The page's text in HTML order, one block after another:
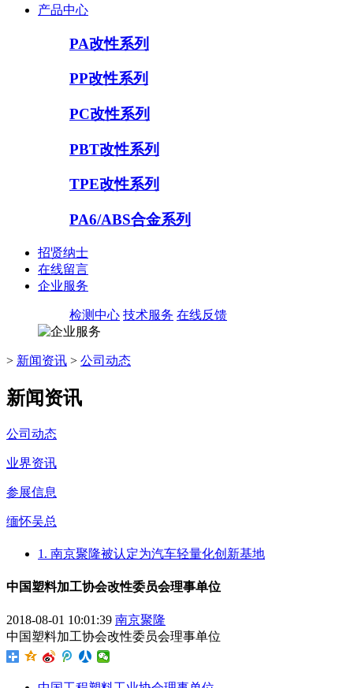
产品中心
PA改性系列
PP改性系列
PC改性系列
PBT改性系列
TPE改性系列
PA6/ABS合金系列
招贤纳士
在线留言
企业服务
检测中心 技术服务 在线反馈
> 新闻资讯 > 公司动态
新闻资讯
公司动态
业界资讯
参展信息
缅怀吴总
1. 南京聚隆被认定为汽车轻量化创新基地
中国塑料加工协会改性委员会理事单位
2018-08-01 10:01:39 南京聚隆
中国塑料加工协会改性委员会理事单位